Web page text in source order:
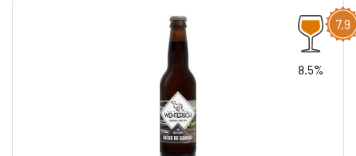
7,9
8.5%